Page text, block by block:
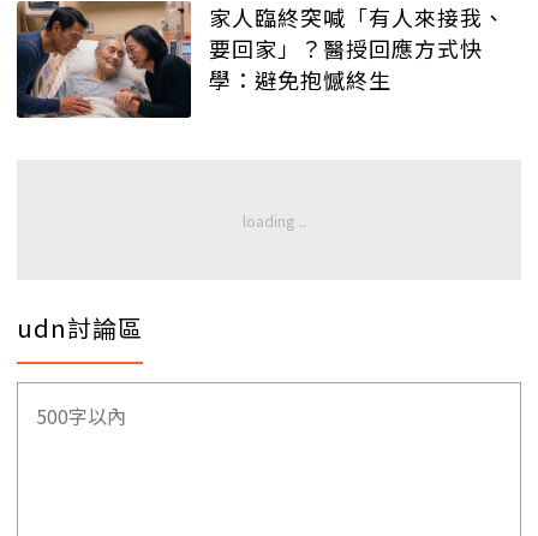
家人臨終突喊「有人來接我、
要回家」？醫授回應方式快
學：避免抱憾終生
udn討論區